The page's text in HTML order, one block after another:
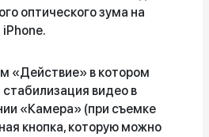
оптического зума на
«Действие» в котором
видео в
«Камера» (при съемке
кнопка, которую можно